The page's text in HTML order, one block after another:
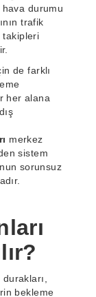
hava durumu
trafik
takipleri
de farklı
her alana
merkez
sistem
sorunsuz
bekleme